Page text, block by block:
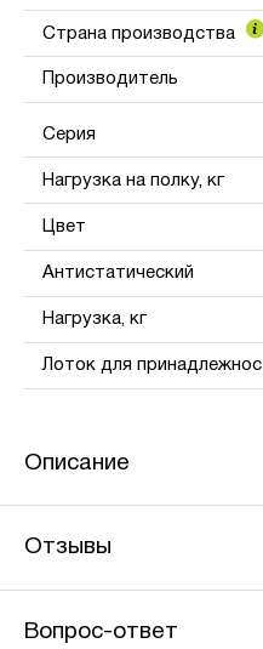
Страна производства
Производитель
Серия
Нагрузка на полку, кг
Цвет
Антистатический
Нагрузка, кг
Лоток для
Описание
Отзывы
Вопрос-ответ